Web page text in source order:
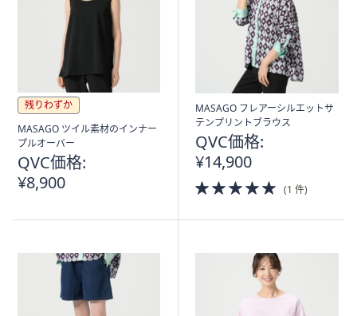
残りわずか
MASAGO ツイル素材のインナー
プルオーバー
QVC価格:
¥8,900
MASAGO フレアーシルエットサ
テンプリントブラウス
QVC価格:
¥14,900
5.0
of
(1 件)